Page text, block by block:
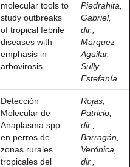
molecular tools to
study outbreaks
of tropical febrile
diseases with
emphasis in
arbovirosis
Piedrahita,
Gabriel,
dir. ;
Márquez
Aguilar,
Sully
Estefanía
Detección
Molecular de
Anaplasma spp.
en perros de
zonas rurales
tropicales del
Rojas,
Patricio,
dir. ;
Barragán,
Verónica,
dir. ;